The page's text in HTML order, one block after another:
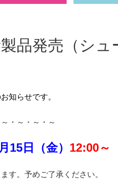
品発売（シ
知らせです。
・～・～・～
月15 日（金） 12:00～
す。予めご了承ください。